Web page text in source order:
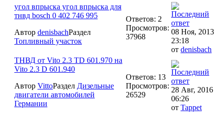
угол впрыска угол впрыска для
тнвд bosch 0 402 746 995
Автор denisbachРаздел
Топливный участок
Ответов: 2
Просмотров:
37968
08 Ноя, 2013
23:18
от denisbach
ТНВД от Vito 2.3 TD 601.970 на
Vito 2.3 D 601.940
Автор VittoРаздел Дизельные
двигатели автомобилей
Германии
Ответов: 13
Просмотров:
26529
28 Авг, 2016
06:26
от Tappet